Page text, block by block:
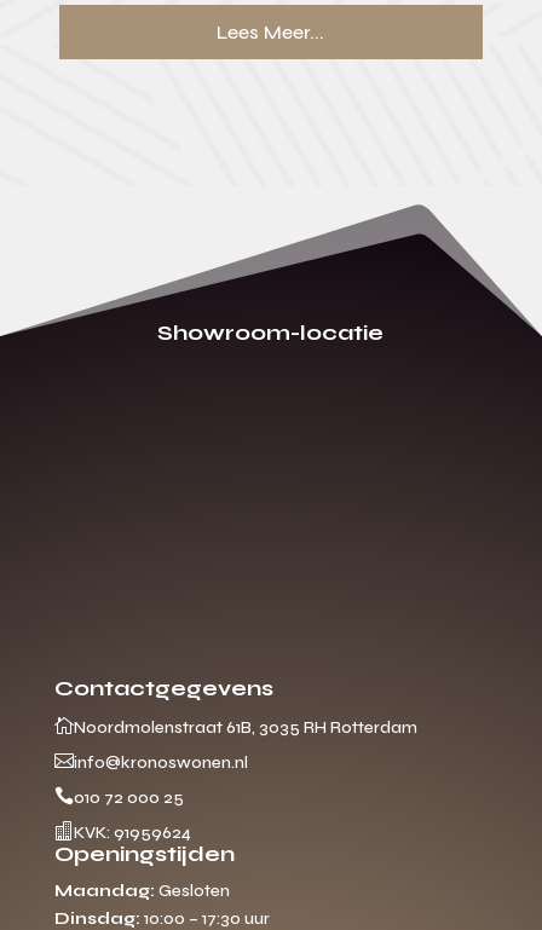
Lees Meer...
Showroom-locatie
Contactgegevens
Noordmolenstraat 61B, 3035 RH Rotterdam
info@kronoswonen.nl
010 72 000 25
 KVK: 91959624
Openingstijden
Maandag: Gesloten
Dinsdag: 10:00 – 17:30 uur